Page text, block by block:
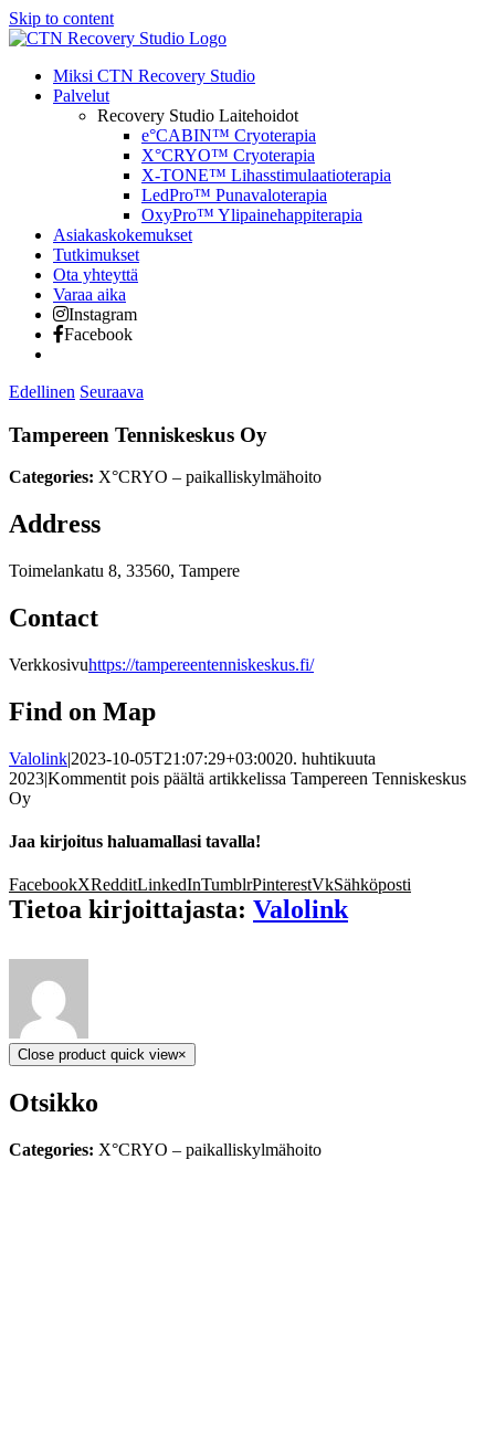
Skip to content
Miksi CTN Recovery Studio
Palvelut
Recovery Studio Laitehoidot
e°CABIN™ Cryoterapia
X°CRYO™ Cryoterapia
X-TONE™ Lihasstimulaatioterapia
LedPro™ Punavaloterapia
OxyPro™ Ylipainehappiterapia
Asiakaskokemukset
Tutkimukset
Ota yhteyttä
Varaa aika
Instagram
Facebook
Edellinen Seuraava
Tampereen Tenniskeskus Oy
Categories: X°CRYO – paikalliskylmähoito
Address
Toimelankatu 8, 33560, Tampere
Contact
Verkkosivuhttps://tampereentenniskeskus.fi/
Find on Map
Valolink|2023-10-05T21:07:29+03:0020. huhtikuuta
2023|Kommentit pois päältä artikkelissa Tampereen Tenniskeskus
Oy
Jaa kirjoitus haluamallasi tavalla!
FacebookXRedditLinkedInTumblrPinterestVkSähköposti
Tietoa kirjoittajasta: Valolink
Close product quick view×
Otsikko
Categories: X°CRYO – paikalliskylmähoito